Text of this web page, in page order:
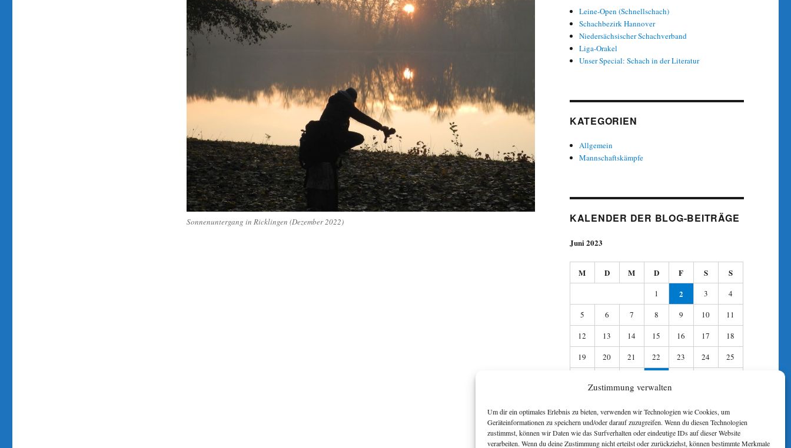
Zustimmung verwalten
Um dir ein optimales Erlebnis zu bieten, verwenden wir Technologien wie Cookies, um
Geräteinformationen zu speichern und/oder darauf zuzugreifen. Wenn du diesen Technologien
zustimmst, können wir Daten wie das Surfverhalten oder eindeutige IDs auf dieser Website
verarbeiten. Wenn du deine Zustimmung nicht erteilst oder zurückziehst, können bestimmte Merkmale
Sonnenuntergang in Ricklingen (Dezember 2022)
Leine-Open (Schnellschach)
Schachbezirk Hannover
Niedersächsischer Schachverband
Liga-Orakel
Unser Special: Schach in der Literatur
KATEGORIEN
Allgemein
Mannschaftskämpfe
KALENDER DER BLOG-BEITRÄGE
Juni 2023
M D M D F S S
1 2 3
4
5
6 7 8 9 10
11
12
13 14 15 16 17
18
19
20 21 22 23 24
25